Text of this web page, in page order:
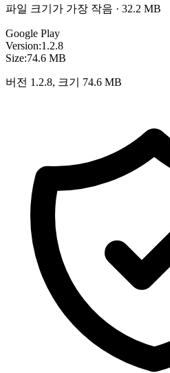
파일 크기가 가장 작음 · 32.2 MB
Google Play
Version:1.2.8
Size:74.6 MB
버전 1.2.8, 크기 74.6 MB